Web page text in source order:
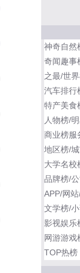
惠
05 广州
06 南昆
溧阳
08 阳江
09 三亚
10 云浮
宝晶宫天鹅湖
神奇自然
奇闻趣事
之最/世
汽车排行
特产美食
人物榜/
商业榜服
地区榜/
大学名校
品牌榜/
APP/网
文学榜/
影视娱乐
网游游戏
TOP热榜